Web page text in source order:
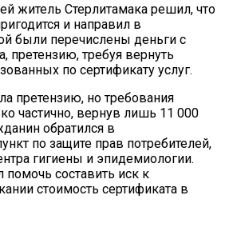
житель Стерлитамака решил, что
и направил в
были перечислены деньги с
претензию, требуя вернуть
по сертификату услуг.
претензию, но требования
частично, вернув лишь 11 000
обратился в
по защите прав потребителей,
гигиены и эпидемиологии.
составить иск к
стоимость сертификата в